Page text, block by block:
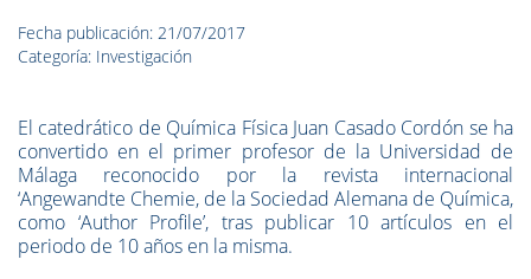
Fecha publicación: 21/07/2017
Categoría: Investigación
El catedrático de Química Física Juan Casado Cordón se ha
convertido en el primer profesor de la Universidad de
Málaga reconocido por la revista internacional
‘Angewandte Chemie, de la Sociedad Alemana de Química,
como ‘Author Profile’, tras publicar 10 artículos en el
periodo de 10 años en la misma.